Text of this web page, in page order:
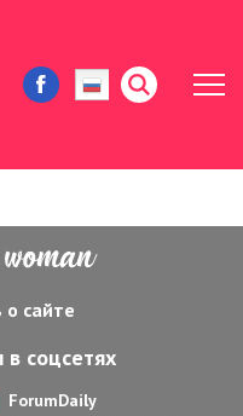
сайте
соцсетях
ForumDaily